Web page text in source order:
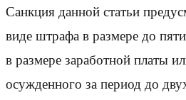
Санкция данной статьи
виде штрафа в размере до
в размере заработной платы
осужденного за период до